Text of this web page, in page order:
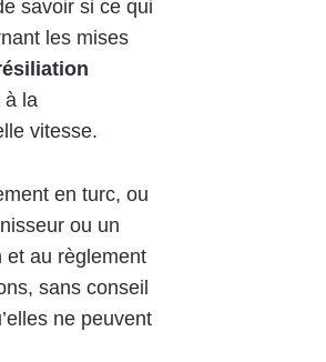
savoir si ce qui
les mises
à la
vitesse.
en turc, ou
ou un
et au règlement
sans conseil
ne peuvent